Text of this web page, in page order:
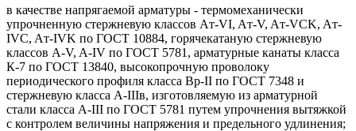
в качестве напрягаемой арматуры - термомеханически
упрочненную стержневую классов Aт-VI, Aт-V, Aт-VCK, Aт-
IVC, Aт-IVK по ГОСТ 10884, горячекатаную стержневую
классов A-V, A-IV по ГОСТ 5781, арматурные канаты класса
К-7 по ГОСТ 13840, высокопрочную проволоку
периодического профиля класса Вр-II по ГОСТ 7348 и
стержневую класса A-IIIв, изготовляемую из арматурной
стали класса A-III по ГОСТ 5781 путем упрочнения вытяжкой
с контролем величины напряжения и предельного удлинения;